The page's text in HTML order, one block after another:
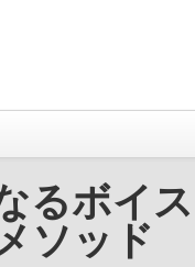
るボイ
ソッド